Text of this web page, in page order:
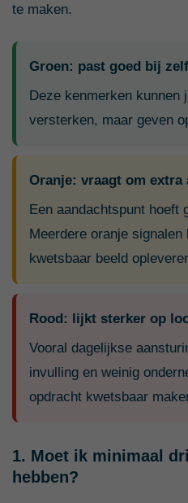
te maken.
Groen: past goed bij
Deze kenmerken kunnen
versterken, maar geven
Oranje: vraagt om extra
Een aandachtspunt hoeft
Meerdere oranje
kwetsbaar beeld
Rood: lijkt sterker op
Vooral dagelijkse
invulling en weinig
opdracht kwetsbaar
1. Moet ik minimaal
hebben?